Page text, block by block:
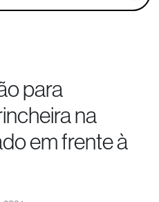
para
na
em frente à